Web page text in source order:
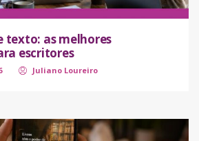
texto: as melhores
escritores
Juliano Loureiro